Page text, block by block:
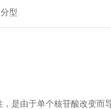
型
，是由于单个核苷酸改变